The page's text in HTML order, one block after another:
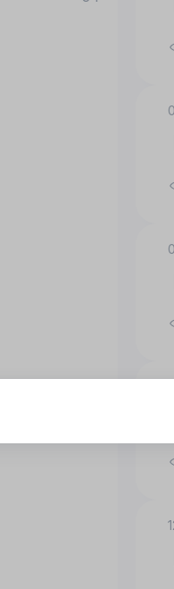
корректной работы